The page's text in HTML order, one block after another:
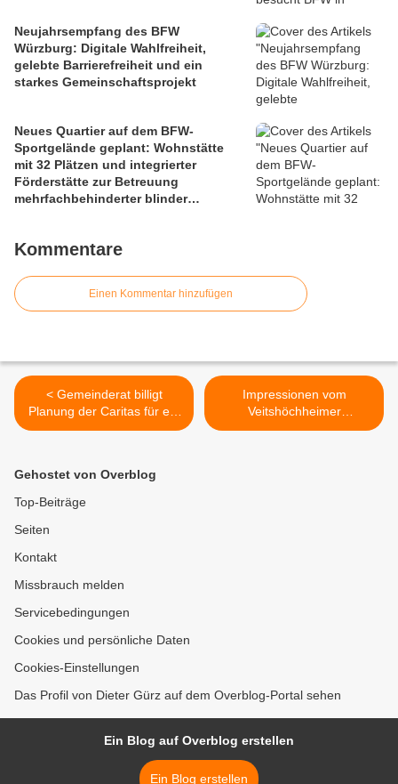
Neujahrsempfang des BFW
Würzburg: Digitale Wahlfreiheit,
gelebte Barrierefreiheit und ein
starkes Gemeinschaftsprojekt
Neues Quartier auf dem BFW-
Sportgelände geplant: Wohnstätte
mit 32 Plätzen und integrierter
Förderstätte zur Betreuung
mehrfachbehinderter blinder
Leuchtturmprojekt
Kommentare
Einen Kommentar hinzufügen
< Gemeinderat billigt
Planung der Caritas für ein
Seniorenzentrum mit
Betreutes Wohnen auf dem
alten Rewe-Markt-Gelände
Impressionen vom
Veitshöchheimer
Bremsermarkt, der heute
Gehostet von Overblog
Top-Beiträge
Seiten
Kontakt
Missbrauch melden
Servicebedingungen
Cookies und persönliche Daten
Cookies-Einstellungen
Das Profil von Dieter Gürz auf dem Overblog-Portal sehen
Ein Blog auf Overblog erstellen
Ein Blog erstellen